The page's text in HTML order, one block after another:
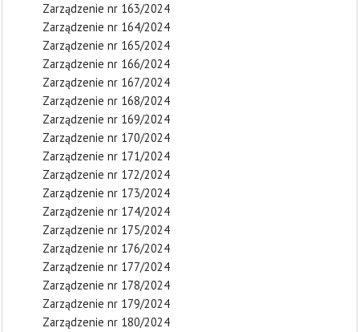
Zarządzenie nr 163/2024
Zarządzenie nr 164/2024
Zarządzenie nr 165/2024
Zarządzenie nr 166/2024
Zarządzenie nr 167/2024
Zarządzenie nr 168/2024
Zarządzenie nr 169/2024
Zarządzenie nr 170/2024
Zarządzenie nr 171/2024
Zarządzenie nr 172/2024
Zarządzenie nr 173/2024
Zarządzenie nr 174/2024
Zarządzenie nr 175/2024
Zarządzenie nr 176/2024
Zarządzenie nr 177/2024
Zarządzenie nr 178/2024
Zarządzenie nr 179/2024
Zarządzenie nr 180/2024